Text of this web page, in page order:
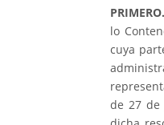
lo
cuya
de 27 de